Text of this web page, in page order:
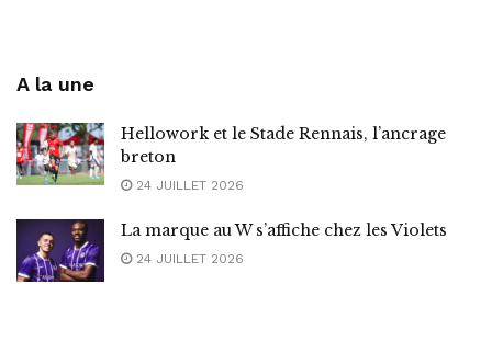
A la une
Hellowork et le Stade Rennais, l’ancrage
breton
24 JUILLET 2026
La marque au W s’affiche chez les Violets
24 JUILLET 2026